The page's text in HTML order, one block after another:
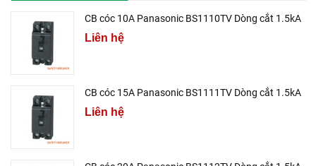
CB cóc 10A Panasonic BS1110TV Dòng cắt 1.5kA
Liên hệ
CB cóc 15A Panasonic BS1111TV Dòng cắt 1.5kA
Liên hệ